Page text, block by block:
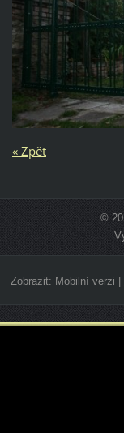
« Zpět
©
Zobrazit: Mobilní verzi |